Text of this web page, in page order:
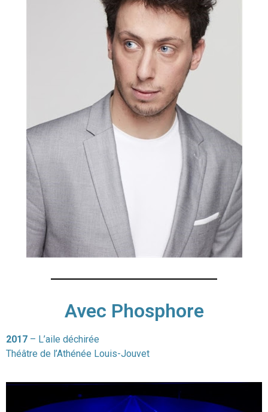
Avec Phosphore
2017 – L’aile déchirée
Théâtre de l’Athénée Louis-Jouvet